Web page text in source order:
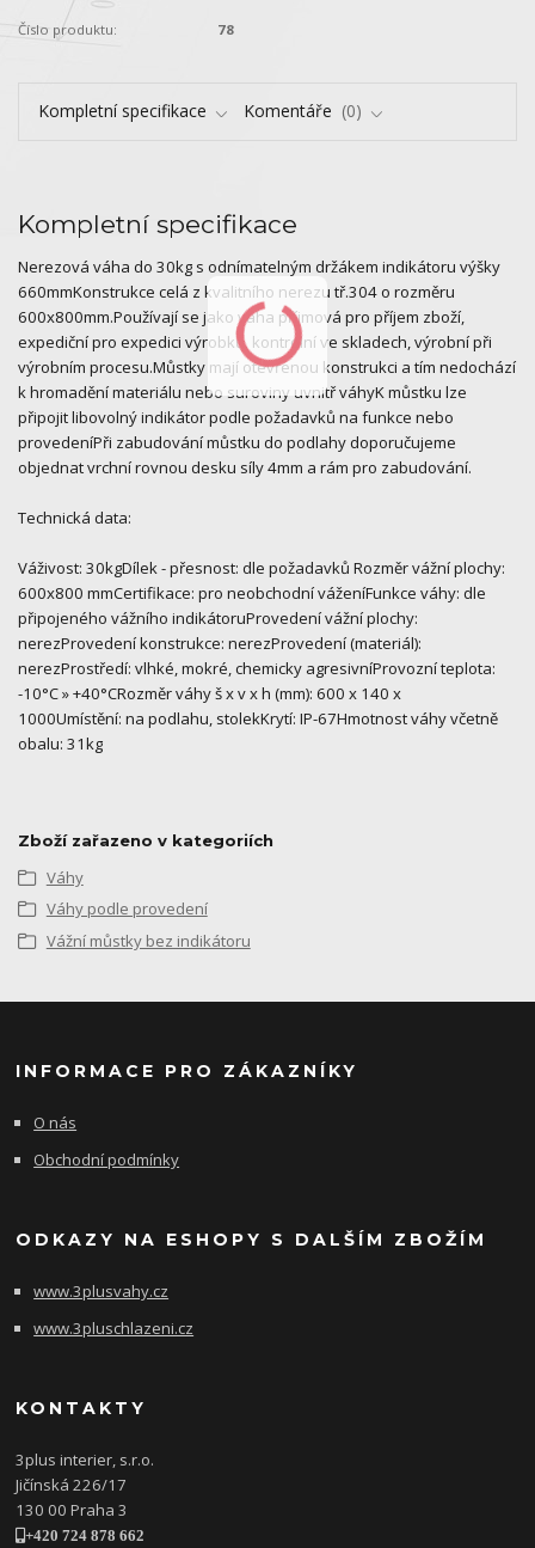
Číslo produktu: 78
Kompletní specifikace Komentáře 0
Kompletní specifikace
Nerezová váha do 30kg s odnímatelným držákem indikátoru výšky
660mmKonstrukce celá z kvalitního nerezu tř.304 o rozměru
600x800mm.Používají se jako váha příjmová pro příjem zboží,
expediční pro expedici výrobků, kontrolní ve skladech, výrobní při
výrobním procesu.Můstky mají otevřenou konstrukci a tím nedochází
k hromadění materiálu nebo suroviny uvnitř váhyK můstku lze
připojit libovolný indikátor podle požadavků na funkce nebo
provedeníPři zabudování můstku do podlahy doporučujeme
objednat vrchní rovnou desku síly 4mm a rám pro zabudování.
Technická data:
Váživost: 30kgDílek - přesnost: dle požadavků Rozměr vážní plochy:
600x800 mmCertifikace: pro neobchodní váženíFunkce váhy: dle
připojeného vážního indikátoruProvedení vážní plochy:
nerezProvedení konstrukce: nerezProvedení (materiál):
nerezProstředí: vlhké, mokré, chemicky agresivníProvozní teplota:
-10°C » +40°CRozměr váhy š x v x h (mm): 600 x 140 x
1000Umístění: na podlahu, stolekKrytí: IP-67Hmotnost váhy včetně
obalu: 31kg
Zboží zařazeno v kategoriích
Váhy
Váhy podle provedení
Vážní můstky bez indikátoru
INFORMACE PRO ZÁKAZNÍKY
O nás
Obchodní podmínky
ODKAZY NA ESHOPY S DALŠÍM ZBOŽÍM
www.3plusvahy.cz
www.3pluschlazeni.cz
KONTAKTY
3plus interier, s.r.o.
Jičínská 226/17
130 00 Praha 3
+420 724 878 662